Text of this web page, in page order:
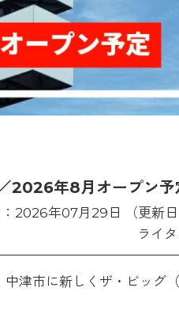
2026年8月オープン予
2026年07月29日 （更新
ライ
津市に新しくザ・ビッグ